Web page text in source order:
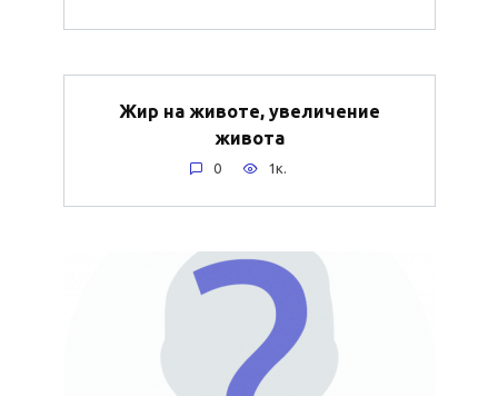
Жир на животе, увеличение
живота
0 1к.